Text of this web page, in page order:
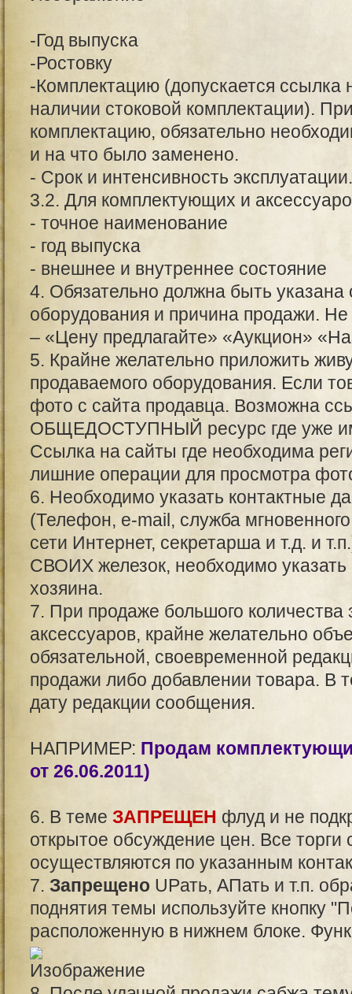
-Год выпуска
-Ростовку
-Комплектацию (допускается ссылка
наличии стоковой комплектации).
комплектацию, обязательно
и на что было заменено.
- Срок и интенсивность эксплуатации.
3.2. Для комплектующих и
- точное наименование
- год выпуска
- внешнее и внутреннее состояние
4. Обязательно должна быть указана
оборудования и причина продажи. Не
– «Цену предлагайте» «Аукцион»
5. Крайне желательно приложить
продаваемого оборудования. Если
фото с сайта продавца. Возможна
ОБЩЕДОСТУПНЫЙ ресурс где уже
Ссылка на сайты где необходима
лишние операции для просмотра
6. Необходимо указать контактные
(Телефон, e-mail, служба
сети Интернет, секретарша и т.д. и
СВОИХ железок, необходимо
хозяина.
7. При продаже большого количества
аксессуаров, крайне желательно
обязательной, своевременной
продажи либо добавлении товара. В
дату редакции сообщения.
НАПРИМЕР: Продам
от 26.06.2011)
6. В теме ЗАПРЕЩЕН флуд и не
открытое обсуждение цен. Все торги
осуществляются по указанным
7. Запрещено UPать, АПать и т.п.
поднятия темы используйте кнопку
расположенную в нижнем блоке.